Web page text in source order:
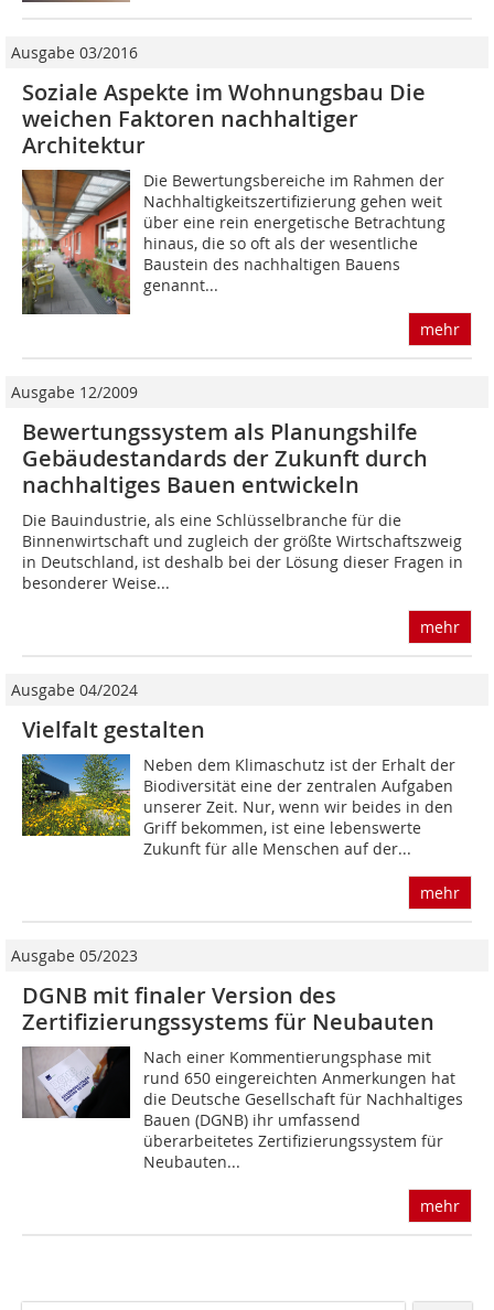
Ausgabe 03/2016
Soziale Aspekte im Wohnungsbau Die
weichen Faktoren nachhaltiger
Architektur
Die Bewertungsbereiche im Rahmen der
Nachhaltigkeitszertifizierung gehen weit
über eine rein energetische Betrachtung
hinaus, die so oft als der wesentliche
Baustein des nachhaltigen Bauens
genannt...
mehr
Ausgabe 12/2009
Bewertungssystem als Planungshilfe
Gebäudestandards der Zukunft durch
nachhaltiges Bauen entwickeln
Die Bauindustrie, als eine Schlüsselbranche für die
Binnenwirtschaft und zugleich der größte Wirt­schaftszweig
in Deutschland, ist deshalb bei der Lösung dieser Fragen in
besonderer Weise...
mehr
Ausgabe 04/2024
Vielfalt gestalten
Neben dem Klimaschutz ist der Erhalt der
Biodiversität eine der zentralen Aufgaben
unserer Zeit. Nur, wenn wir beides in den
Griff bekommen, ist eine lebenswerte
Zukunft für alle Menschen auf der...
mehr
Ausgabe 05/2023
DGNB mit finaler Version des
Zertifizierungssystems für Neubauten
Nach einer Kommentierungsphase mit
rund 650 eingereichten Anmerkungen hat
die Deutsche Gesellschaft für Nachhaltiges
Bauen (DGNB) ihr umfassend
überarbeitetes Zertifizierungssystem für
Neubauten...
mehr